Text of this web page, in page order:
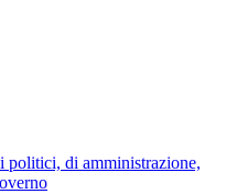
politici, di amministrazione,